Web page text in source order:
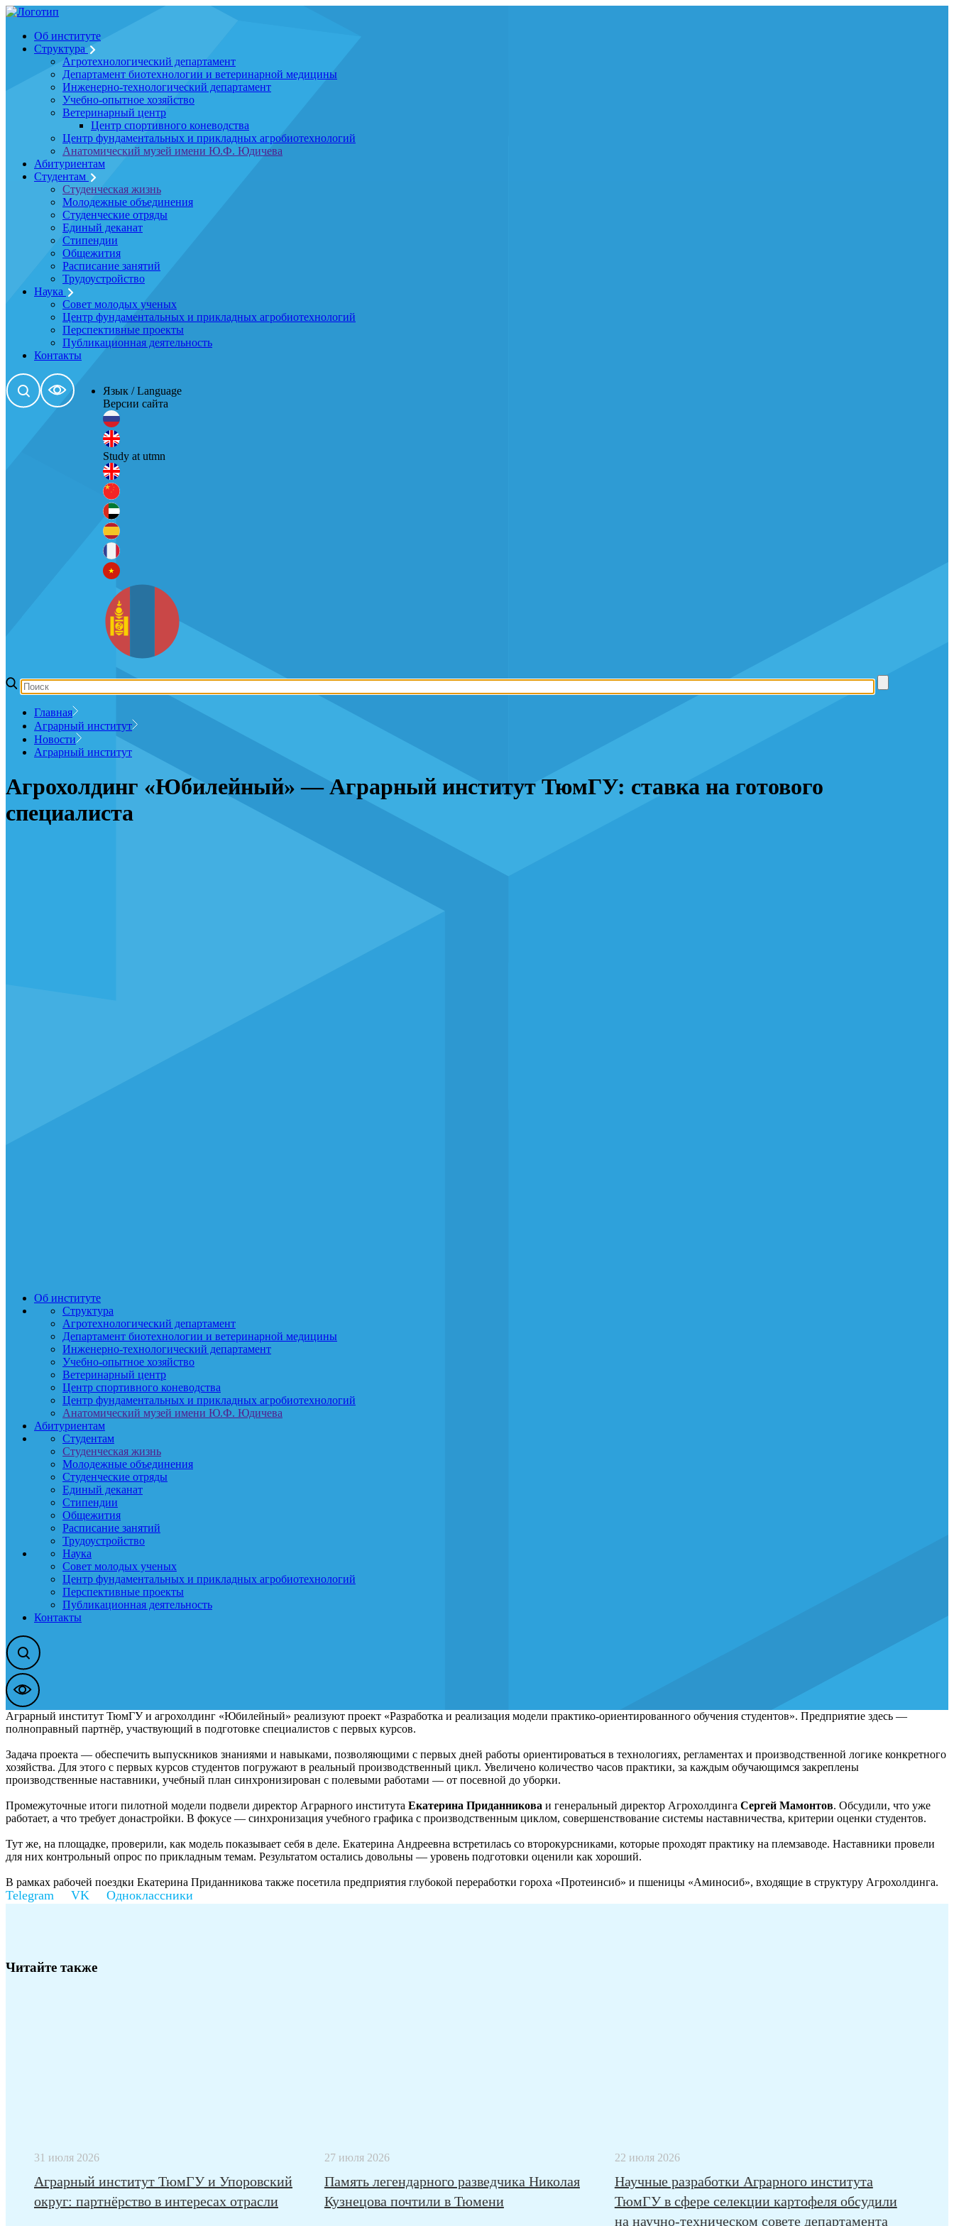
Об институте
Структура
Агротехнологический департамент
Департамент биотехнологии и ветеринарной медицины
Инженерно-технологический департамент
Учебно-опытное хозяйство
Ветеринарный центр
Центр спортивного коневодства
Центр фундаментальных и прикладных агробиотехнологий
Анатомический музей имени Ю.Ф. Юдичева
Абитуриентам
Студентам
Студенческая жизнь
Молодежные объединения
Студенческие отряды
Единый деканат
Стипендии
Общежития
Расписание занятий
Трудоустройство
Наука
Совет молодых ученых
Центр фундаментальных и прикладных агробиотехнологий
Перспективные проекты
Публикационная деятельность
Контакты
Язык / Language
Версии сайта
Study at utmn
Главная
Аграрный институт
Новости
Аграрный институт
Агрохолдинг «Юбилейный» — Аграрный институт ТюмГУ: ставка на готового
специалиста
Об институте
Структура
Агротехнологический департамент
Департамент биотехнологии и ветеринарной медицины
Инженерно-технологический департамент
Учебно-опытное хозяйство
Ветеринарный центр
Центр спортивного коневодства
Центр фундаментальных и прикладных агробиотехнологий
Анатомический музей имени Ю.Ф. Юдичева
Абитуриентам
Студентам
Студенческая жизнь
Молодежные объединения
Студенческие отряды
Единый деканат
Стипендии
Общежития
Расписание занятий
Трудоустройство
Наука
Совет молодых ученых
Центр фундаментальных и прикладных агробиотехнологий
Перспективные проекты
Публикационная деятельность
Контакты
Аграрный институт ТюмГУ и агрохолдинг «Юбилейный» реализуют проект «Разработка и реализация модели практико-ориентированного обучения студентов». Предприятие здесь —
полноправный партнёр, участвующий в подготовке специалистов с первых курсов.
Задача проекта — обеспечить выпускников знаниями и навыками, позволяющими с первых дней работы ориентироваться в технологиях, регламентах и производственной логике конкретного
хозяйства. Для этого с первых курсов студентов погружают в реальный производственный цикл. Увеличено количество часов практики, за каждым обучающимся закреплены
производственные наставники, учебный план синхронизирован с полевыми работами — от посевной до уборки.
Промежуточные итоги пилотной модели подвели директор Аграрного института Екатерина Приданникова и генеральный директор Агрохолдинга Сергей Мамонтов. Обсудили, что уже
работает, а что требует донастройки. В фокусе — синхронизация учебного графика с производственным циклом, совершенствование системы наставничества, критерии оценки студентов.
Тут же, на площадке, проверили, как модель показывает себя в деле. Екатерина Андреевна встретилась со второкурсниками, которые проходят практику на племзаводе. Наставники провели
для них контрольный опрос по прикладным темам. Результатом остались довольны — уровень подготовки оценили как хороший.
В рамках рабочей поездки Екатерина Приданникова также посетила предприятия глубокой переработки гороха «Протеинсиб» и пшеницы «Аминосиб», входящие в структуру Агрохолдинга.
Читайте также
31 июля 2026
Аграрный институт ТюмГУ и Упоровский
округ: партнёрство в интересах отрасли
27 июля 2026
Память легендарного разведчика Николая
Кузнецова почтили в Тюмени
22 июля 2026
Научные разработки Аграрного института
ТюмГУ в сфере селекции картофеля обсудили
на научно-техническом совете департамента